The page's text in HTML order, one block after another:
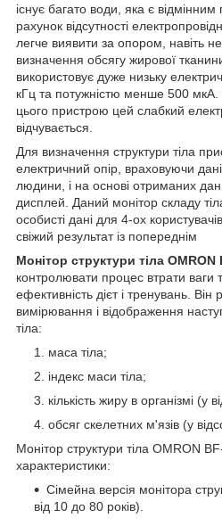
існує багато води, яка є
рахунок відсутності
легче виявити за опором, навіть
визначення обсягу жирової
використовує дуже низьку
кГц та потужністю менше 500 мкΑ.
цього пристрою цей слабкий
відчувається.
Для визначення структури тіла
електричний опір, враховуючи дані
людини, і на основі отриманих
дисплей. Даний монітор складу
особисті дані для 4-ох
свіжий результат із попереднім
Монітор структури тіла OMRON
контролювати процес втрати ваги
ефективність дієт і тренувань.
вимірювання і відображення
тіла:
маса тіла;
індекс маси тіла;
кількість жиру в організмі (у
обсяг скелетних м'язів (у
Монітор структури тіла OMRON
характеристики:
Сімейна версія монітора
від 10 до 80 років).